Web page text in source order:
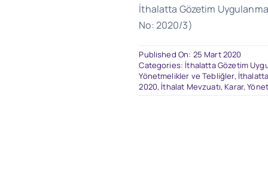
İthalatta Gözetim
No: 2020/3)
Published On: 25 Mart 2020
Categories: İthalatta Gözetim
Yönetmelikler ve Tebliğler,
2020, İthalat Mevzuatı, Karar,